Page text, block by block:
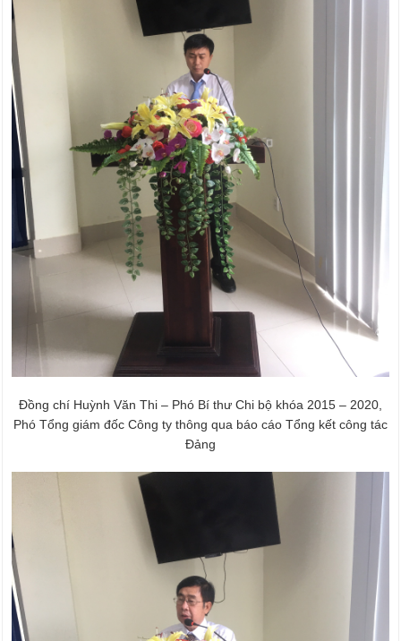
Đồng chí Huỳnh Văn Thi – Phó Bí thư Chi bộ khóa 2015 – 2020,
Phó Tổng giám đốc Công ty thông qua báo cáo Tổng kết công tác
Đảng